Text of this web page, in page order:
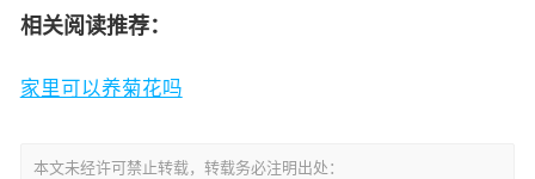
相关阅读推荐：
家里可以养菊花吗
本文未经许可禁止转载，转载务必注明出处：